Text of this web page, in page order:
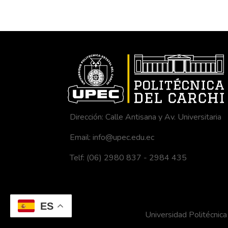
ES
Dirección: Calle Antisana y Av. Universitaria
Email: info@upec.edu.ec
Telf: (06) 2980 837 - 2984 435
Universidad